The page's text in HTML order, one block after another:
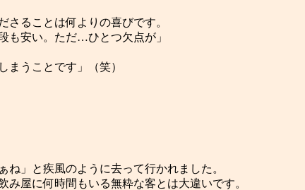
ることは何よりの喜びです。
も安い。ただ…ひとつ欠点が」
まうことです」（笑）
」と疾風のように去って行かれました。
屋に何時間もいる無粋な客とは大違いです。